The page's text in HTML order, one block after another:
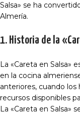
Salsa» se ha
Almería.
1. Historia de la
La «Careta en Salsa»
en la cocina
anteriores, cuando
recursos disponibles
La «Careta en Salsa»